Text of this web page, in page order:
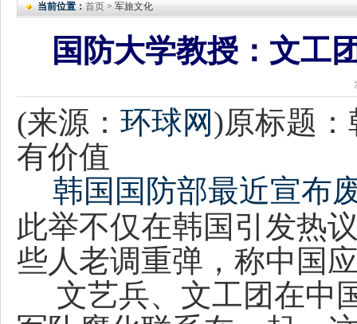
当前位置： 首页 > 军旅文化
国防大学教授：文工
(来源： 环球网)原标题
有价值
韩国国防部最近宣布
此举不仅在韩国引发热
些人老调重弹，称中国
文艺兵、文工团在中